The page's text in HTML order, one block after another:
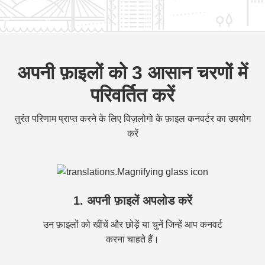
अपनी फ़ाइलों को 3 आसान चरणों में
परिवर्तित करें
तुरंत परिणाम प्राप्त करने के लिए विज़लोगो के फ़ाइल कनवर्टर का उपयोग
करें
1. अपनी फ़ाइलें अपलोड करें
उन फ़ाइलों को खींचें और छोड़ें या चुनें जिन्हें आप कनवर्ट
करना चाहते हैं।